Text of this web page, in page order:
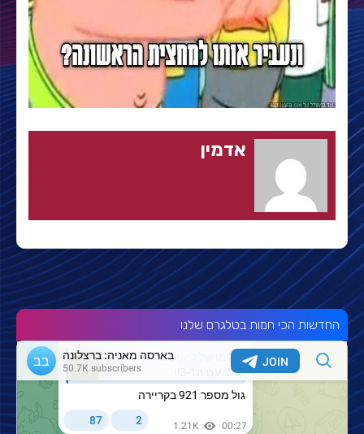
אדמין
החדשות הכי חמות בטלגרם שלנו